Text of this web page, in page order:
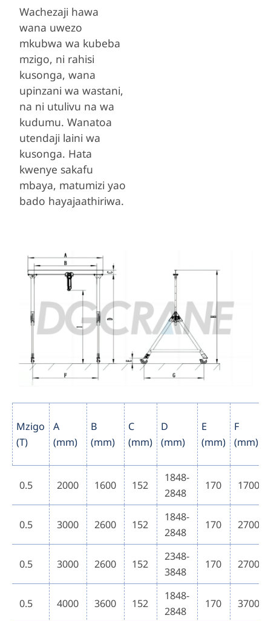
Wachezaji hawa
wana uwezo
mkubwa wa kubeba
mzigo, ni rahisi
kusonga, wana
upinzani wa wastani,
na ni utulivu na wa
kudumu. Wanatoa
utendaji laini wa
kusonga. Hata
kwenye sakafu
mbaya, matumizi yao
bado hayajaathiriwa.
Mzigo
(T)
A
(mm)
B
(mm)
C
(mm)
D
(mm)
E
(mm)
F
(mm)
0.5 2000 1600 152
1848-
2848
170 1700
0.5 3000 2600 152
1848-
2848
170 2700
0.5 3000 2600 152
2348-
3848
170 2700
0.5 4000 3600 152
1848-
2848
170 3700